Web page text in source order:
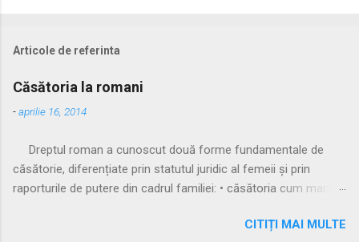
Articole de referinta
Căsătoria la romani
-aprilie 16, 2014
Dreptul roman a cunoscut două forme fundamentale de
căsătorie, diferențiate prin statutul juridic al femeii și prin
raporturile de putere din cadrul familiei: • căsătoria cum manus
și practicată a fost căsătoria cu manus, prin care femeia
CITIȚI MAI MULTE